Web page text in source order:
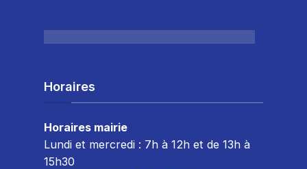
Horaires
Horaires mairie
Lundi et mercredi : 7h à 12h et de 13h à
15h30